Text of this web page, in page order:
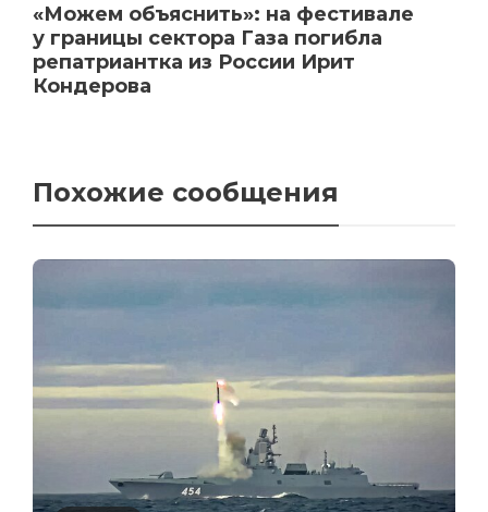
«Можем объяснить»: на фестивале
у границы сектора Газа погибла
репатриантка из России Ирит
Кондерова
Похожие сообщения